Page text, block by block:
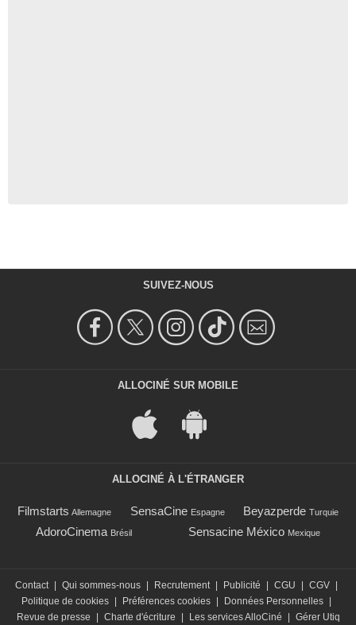
SUIVEZ-NOUS
ALLOCINÉ SUR MOBILE
ALLOCINÉ À L'ÉTRANGER
Filmstarts Allemagne SensaCine Espagne Beyazperde Turquie
AdoroCinema Brésil Sensacine México Mexique
Contact Qui sommes-nous Recrutement Publicité CGU CGV
Politique de cookies
Préférences cookies Données Personnelles
Revue de presse
Charte d'écriture Les services AlloCiné Gérer Utiq